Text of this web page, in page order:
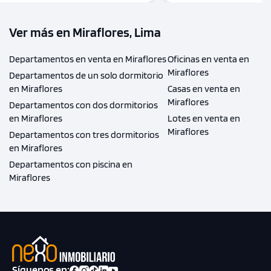
Ver más en Miraflores, Lima
Departamentos en venta en Miraflores
Departamentos de un solo dormitorio
en Miraflores
Departamentos con dos dormitorios
en Miraflores
Departamentos con tres dormitorios
en Miraflores
Departamentos con piscina en
Miraflores
Oficinas en venta en
Miraflores
Casas en venta en
Miraflores
Lotes en venta en
Miraflores